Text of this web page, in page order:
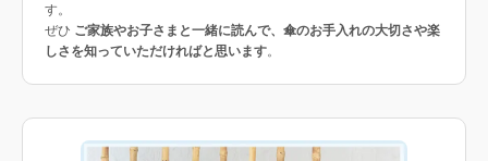
す。
ぜひ ご家族やお子さまと一緒に読んで、傘のお手入れの大切さや楽
しさを知っていただければと思います。